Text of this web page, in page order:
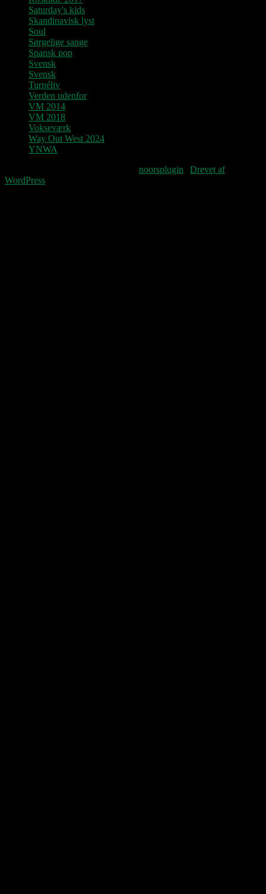
Saturday's kids
Skandinavisk lyst
Soul
Sørgelige sange
Spansk pop
Svensk
Svensk
Turnéliv
Verden udenfor
VM 2014
VM 2018
Vokseværk
Way Out West 2024
YNWA
noorsplugin
Drevet af
WordPress